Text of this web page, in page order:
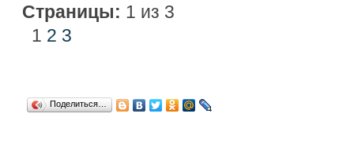
Страницы: 1 из 3
1 2 3
Поделиться…